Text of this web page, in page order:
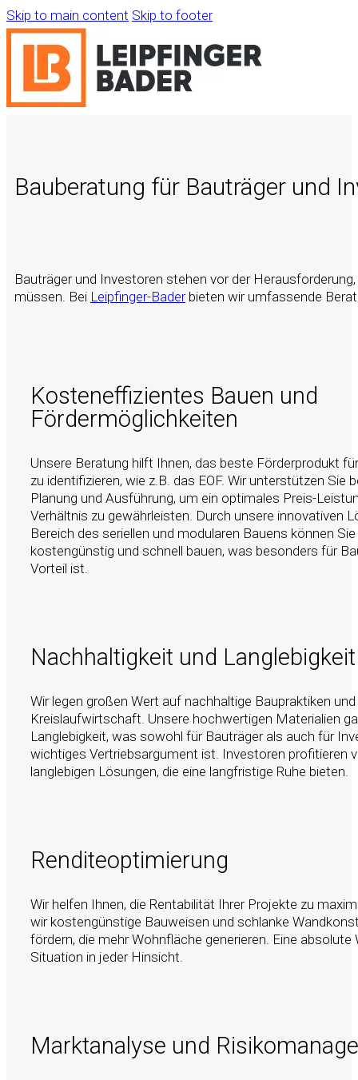
Skip to main content Skip to footer
Bauberatung für Bauträger und
Bauträger und Investoren stehen vor der
müssen. Bei Leipfinger-Baderbieten wir umfassende
Kosteneffizientes Bauen und
Fördermöglichkeiten
Unsere Beratung hilft Ihnen, das beste Förderprodukt
zu identifizieren, wie z.B. das EOF. Wir unterstützen Sie
Planung und Ausführung, um ein optimales Preis-
Verhältnis zu gewährleisten. Durch unsere innovativen
Bereich des seriellen und modularen Bauens können Sie
kostengünstig und schnell bauen, was besonders für
Vorteil ist.
Nachhaltigkeit und Langlebigkeit
Wir legen großen Wert auf nachhaltige Baupraktiken und
Kreislaufwirtschaft. Unsere hochwertigen Materialien
Langlebigkeit, was sowohl für Bauträger als auch für
wichtiges Vertriebsargument ist. Investoren profitieren
langlebigen Lösungen, die eine langfristige Ruhe bieten.
Renditeoptimierung
Wir helfen Ihnen, die Rentabilität Ihrer Projekte zu
wir kostengünstige Bauweisen und schlanke
fördern, die mehr Wohnfläche generieren. Eine absolute
Situation in jeder Hinsicht.
Marktanalyse und